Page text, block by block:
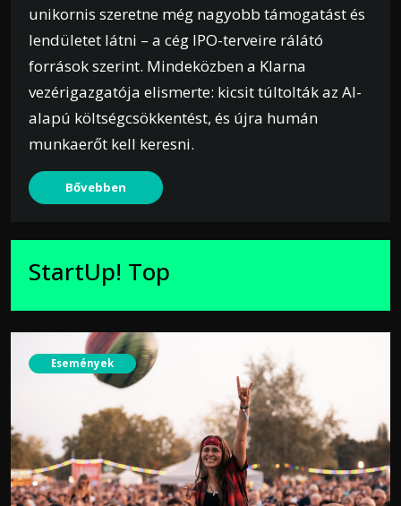
unikornis szeretne még nagyobb támogatást és
lendületet látni – a cég IPO-terveire rálátó
források szerint. Mindeközben a Klarna
vezérigazgatója elismerte: kicsit túltolták az AI-
alapú költségcsökkentést, és újra humán
munkaerőt kell keresni.
Bővebben
StartUp! Top
Események